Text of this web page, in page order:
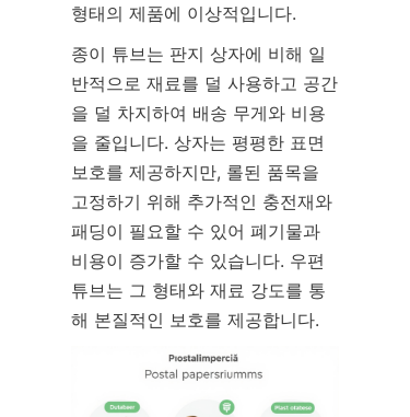
형태의 제품에 이상적입니다.
종이 튜브는 판지 상자에 비해 일
반적으로 재료를 덜 사용하고 공간
을 덜 차지하여 배송 무게와 비용
을 줄입니다. 상자는 평평한 표면
보호를 제공하지만, 롤된 품목을
고정하기 위해 추가적인 충전재와
패딩이 필요할 수 있어 폐기물과
비용이 증가할 수 있습니다. 우편
튜브는 그 형태와 재료 강도를 통
해 본질적인 보호를 제공합니다.